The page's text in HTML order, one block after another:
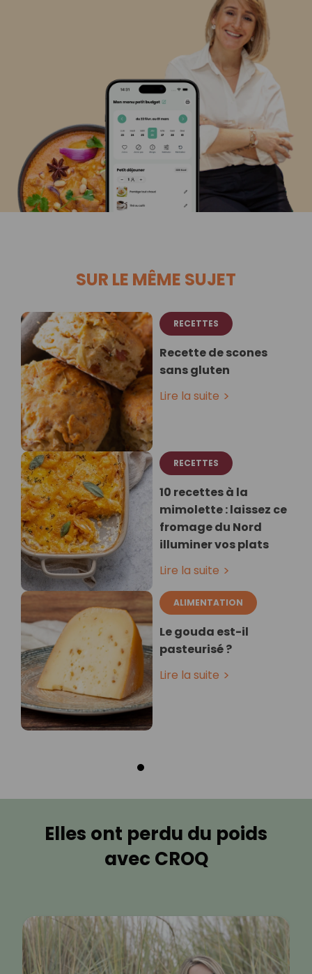
SUR LE MÊME SUJET
RECETTES
Recette de scones
sans gluten
Lire la suite
RECETTES
10 recettes à la
mimolette : laissez ce
fromage du Nord
illuminer vos plats
Lire la suite
ALIMENTATION
Le gouda est-il
pasteurisé ?
Lire la suite
Elles ont perdu du poids
avec CROQ